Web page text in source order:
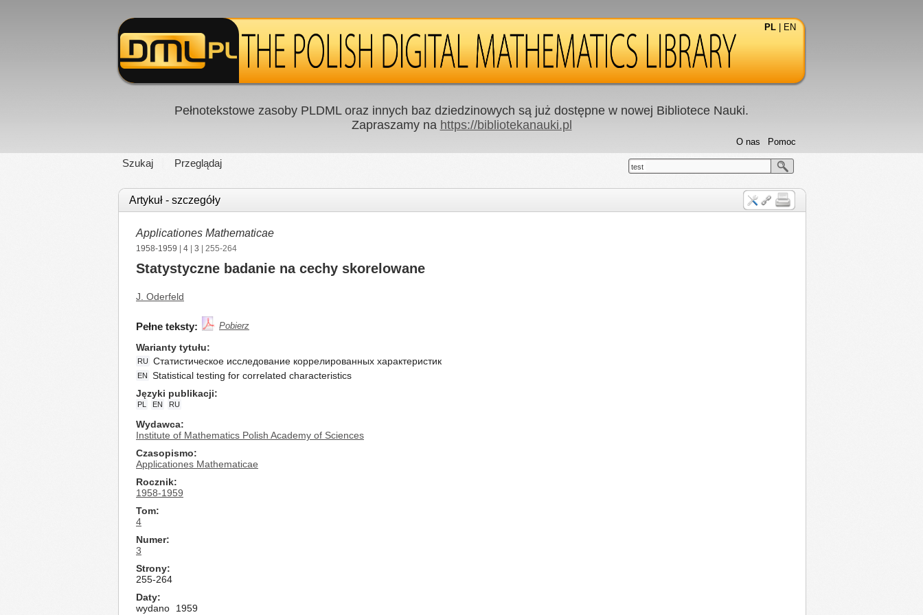
PL EN
Pełnotekstowe zasoby PLDML oraz innych baz dziedzinowych są już dostępne w nowej Bibliotece Nauki.
Zapraszamy na https://bibliotekanauki.pl
Szukaj Przeglądaj
Pomoc
O nas
test
Artykuł - szczegóły
Applicationes Mathematicae
1958-1959 4 3 | 255-264
Statystyczne badanie na cechy skorelowane
J. Oderfeld
Pełne teksty: Pobierz
Warianty tytułu
RU Статистическое исследование коррелированных характеристик
EN
Statistical testing for correlated characteristics
Języki publikacji
PL EN RU
Wydawca
Institute of Mathematics Polish Academy of Sciences
Czasopismo
Applicationes Mathematicae
Rocznik
1958-1959
Tom
4
Numer
3
Strony
255-264
Daty
wydano
1959